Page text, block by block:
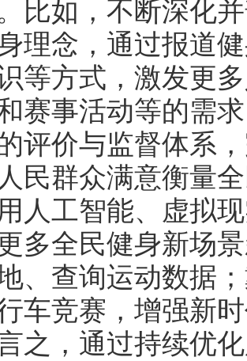
比如，不断深化
理念，通过报道
等方式，激发更
赛事活动等的需
评价与监督体系
民群众满意衡量
人工智能、虚拟
多全民健身新场
、查询运动数据
车竞赛，增强新
之，通过持续优